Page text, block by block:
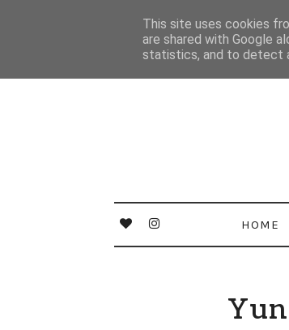
HOME
This site uses cookies
are shared with Google
statistics, and to detect